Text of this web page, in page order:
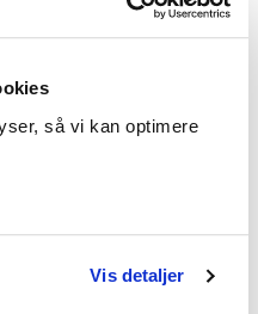
så vi kan optimere
Vis detaljer
Patienterstatningen
du læse mere her til
til et